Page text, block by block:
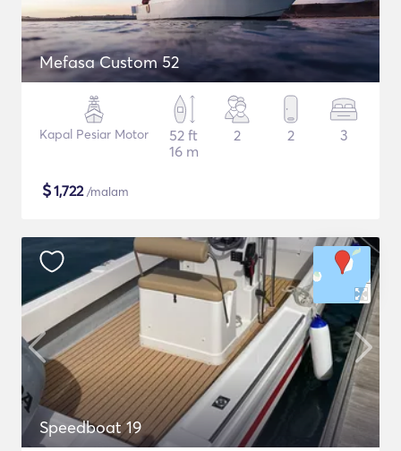
Mefasa Custom 52
Kapal Pesiar Motor
52 ft
16 m
2 2 3
$1,722/malam
Speedboat 19